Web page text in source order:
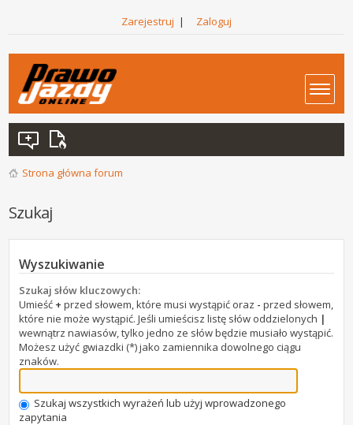
Zarejestruj | Zaloguj
Strona główna forum
Szukaj
Wyszukiwanie
Szukaj słów kluczowych:
Umieść + przed słowem, które musi wystąpić oraz - przed słowem,
które nie może wystąpić. Jeśli umieścisz listę słów oddzielonych |
wewnątrz nawiasów, tylko jedno ze słów będzie musiało wystąpić.
Możesz użyć gwiazdki (*) jako zamiennika dowolnego ciągu
znaków.
Szukaj wszystkich wyrażeń lub użyj wprowadzonego
zapytania